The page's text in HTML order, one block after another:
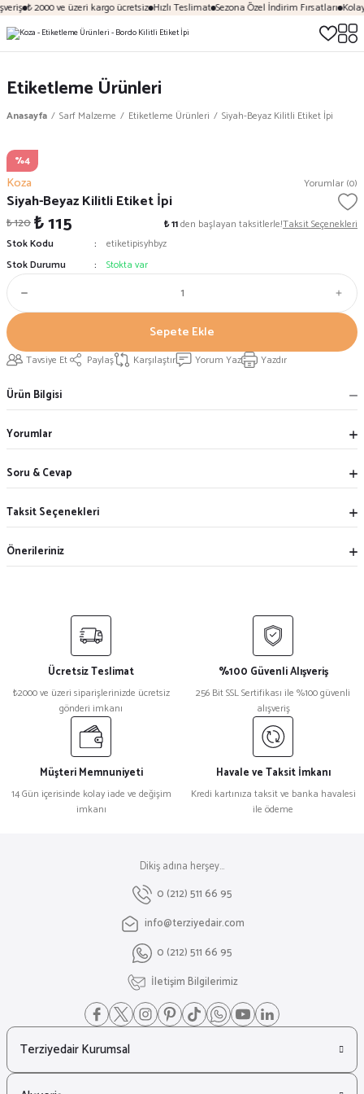
₺ 2000 ve üzeri kargo ücretsiz Hızlı Teslimat Sezona Özel İndirim Fırsatları
Etiketleme Ürünleri
Anasayfa Sarf Malzeme Etiketleme Ürünleri Siyah-Beyaz Kilitli Etiket İpi
%4
Koza Yorumlar (0)
Siyah-Beyaz Kilitli Etiket İpi
₺ 120₺ 115 ₺ 11den başlayan taksitlerle!Taksit Seçenekleri
Stok Kodu
etiketipisyhbyz
Stok Durumu
Stokta var
Sepete Ekle
Tavsiye Et Paylaş Karşılaştır Yorum Yaz Yazdır
Ürün Bilgisi
Yorumlar
Soru & Cevap
Taksit Seçenekleri
Önerileriniz
Ücretsiz Teslimat
₺2000 ve üzeri siparişlerinizde ücretsiz
gönderi imkanı
%100 Güvenli Alışveriş
256 Bit SSL Sertifikası ile %100 güvenli
alışveriş
Müşteri Memnuniyeti
14 Gün içerisinde kolay iade ve değişim
imkanı
Havale ve Taksit İmkanı
Kredi kartınıza taksit ve banka havalesi
ile ödeme
Dikiş adına herşey...
0 (212) 511 66 95
info@terziyedair.com
0 (212) 511 66 95
İletişim Bilgilerimiz
Terziyedair Kurumsal